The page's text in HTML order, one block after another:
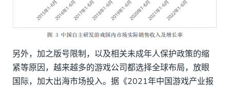
另外，加之版号限制，以及相关未成年人保护政策的缩
紧等原因，越来越多的游戏公司都选择全球布局，放眼
国际，加大出海市场投入。据《2021年中国游戏产业报